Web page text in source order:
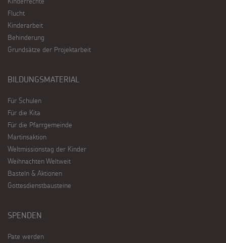
Flucht
Kinderarbeit
Behinderung
Grundsätze der Projektarbeit
BILDUNGSMATERIAL
Für Schulen
Für die Kita
Für die Pfarrgemeinde
Martinsaktion
Weltmissionstag der Kinder
Weihnachten Weltweit
Basteln & Aktionen
Gottesdienstbausteine
SPENDEN
Pate werden